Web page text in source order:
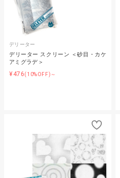
デリーター
デリーター スクリーン ＜砂目・カケ
アミグラデ＞
¥476(10%OFF)～